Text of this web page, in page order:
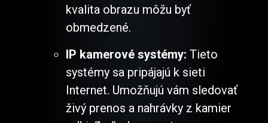
kvalita obrazu môžu byť
obmedzené.
IP kamerové systémy: Tieto
systémy sa pripájajú k sieti
Internet. Umožňujú vám sledovať
živý prenos a nahrávky z kamier